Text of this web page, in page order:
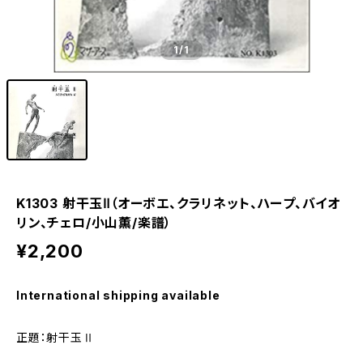
1/1
K1303 射干玉Ⅱ（オーボエ、クラリネット、ハープ、バイオ
リン、チェロ/小山薫/楽譜）
¥2,200
International shipping available
正題：射干玉Ⅱ